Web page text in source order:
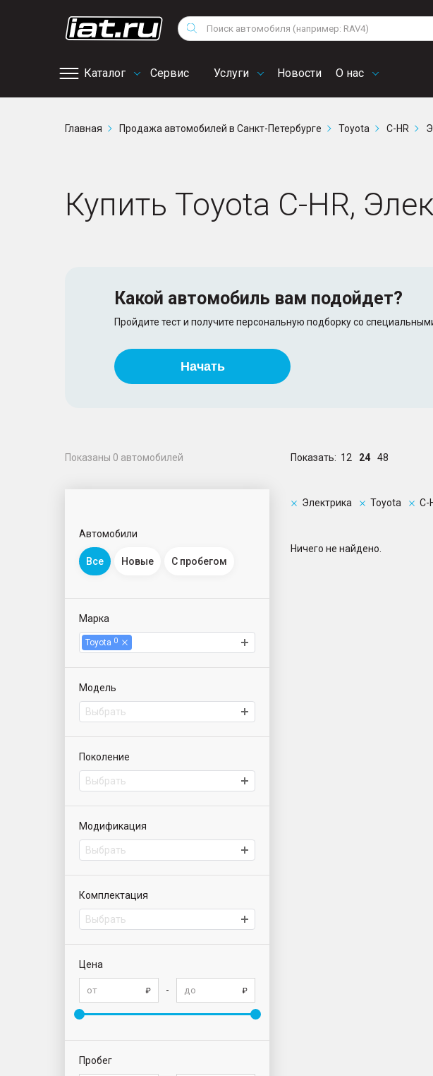
Поиск
Каталог Сервис
сервис
Услуги Новости О нас
Снегоходы
Квадроциклы
Volkswagen
Audi
Главная Продажа автомобилей в Санкт-Петербурге Toyota C-HR
Купить Toyota C-HR,
Какой автомобиль вам подойдет?
Пройдите тест и получите персональную подборку со
Начать
Показаны 0 автомобилей
Автомобили
Все Новые С пробегом
Марка
Toyota 0
Модель
Выбрать
Поколение
Выбрать
Модификация
Выбрать
Комплектация
Выбрать
Цена
-
Пробег
Показать: 12 24 48
Электрика Toyota C-
Ничего не найдено.